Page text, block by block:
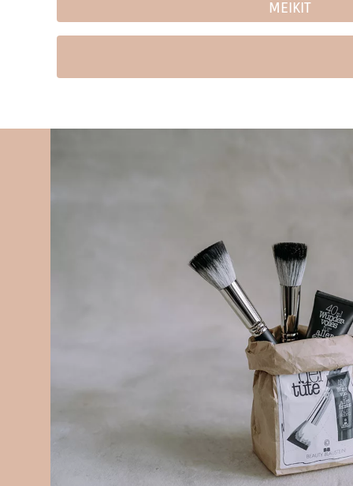
MEIKIT